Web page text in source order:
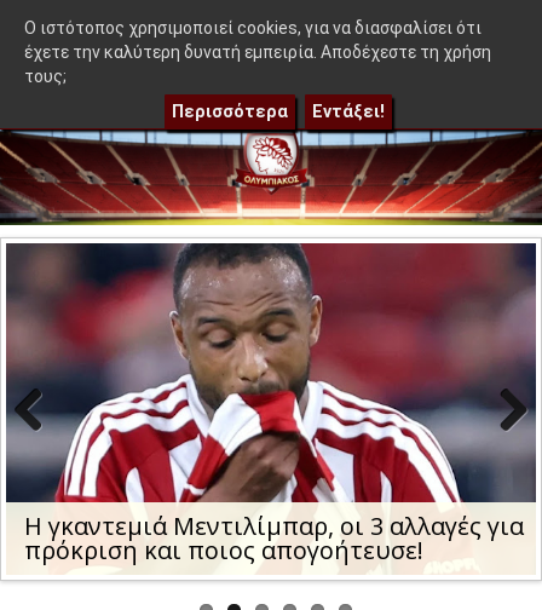
≡ OlympEidisis |
Η γκαντεμιά Μεντιλίμπαρ, οι 3 αλλαγές για
πρόκριση και ποιος απογοήτευσε!
us
βγήκε στον Μεντιλίμπαρ - Ακόμα 50-50" | Η γκαντεμιά
O ιστότοπος χρησιμοποιεί cookies, για να διασφαλίσει ότι
έχετε την καλύτερη δυνατή εμπειρία. Αποδέχεστε τη χρήση
τους;
Περισσότερα Εντάξει!